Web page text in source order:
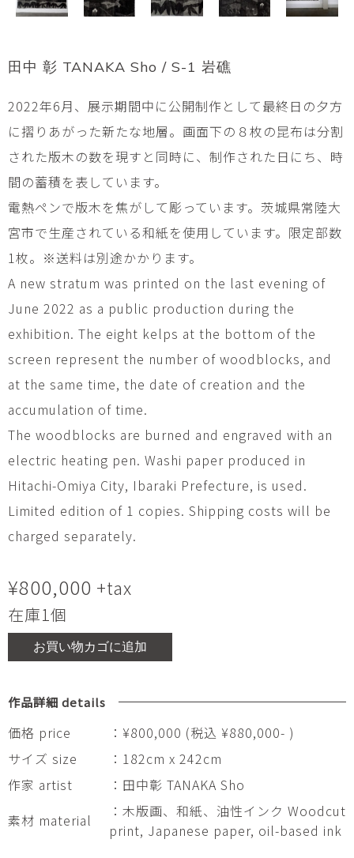
田中 彰 TANAKA Sho / S-1 岩礁
2022年6月、展示期間中に公開制作として最終日の夕方
に摺りあがった新たな地層。画面下の８枚の昆布は分割
された版木の数を現すと同時に、制作された日にち、時
間の蓄積を表しています。
電熱ペンで版木を焦がして彫っています。茨城県常陸大
宮市で生産されている和紙を使用しています。限定部数
1枚。※送料は別途かかります。
A new stratum was printed on the last evening of
June 2022 as a public production during the
exhibition. The eight kelps at the bottom of the
screen represent the number of woodblocks, and
at the same time, the date of creation and the
accumulation of time.
The woodblocks are burned and engraved with an
electric heating pen. Washi paper produced in
Hitachi-Omiya City, Ibaraki Prefecture, is used.
Limited edition of 1 copies. Shipping costs will be
charged separately.
¥800,000 +tax
在庫1個
お買い物カゴに追加
作品詳細 details
価格 price
：¥800,000 (税込 ¥880,000- )
サイズ size
：182cm x 242cm
作家 artist
：田中彰 TANAKA Sho
素材 material
：木版画、和紙、油性インク Woodcut
print, Japanese paper, oil-based ink